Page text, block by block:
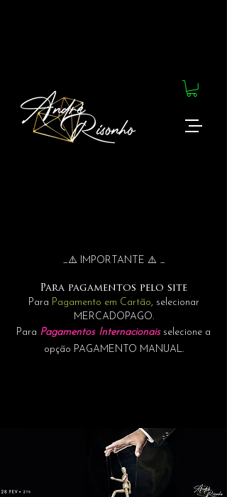
_⚠️ IMPORTANTE ⚠️ _
Para pagamentos pelo site
Para Pagamento em Cartão, selecionar
MERCADOPAGO.
Para Pagamentos Internacionais selecione a
opção PAGAMENTO MANUAL.